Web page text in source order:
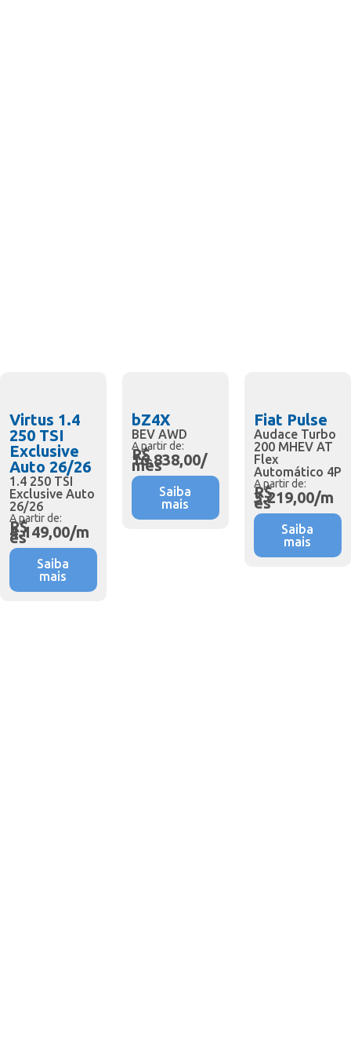
Virtus 1.4
250 TSI
Exclusive
Auto 26/26
1.4 250 TSI
Exclusive Auto
26/26
A partir de:
R$
4.149,00/m
ês
Saiba
mais
bZ4X
BEV AWD
A partir de:
R$
16.838,00/
mês
Saiba
mais
Fiat Pulse
Audace Turbo
200 MHEV AT
Flex
Automático 4P
A partir de:
R$
3.219,00/m
ês
Saiba
mais